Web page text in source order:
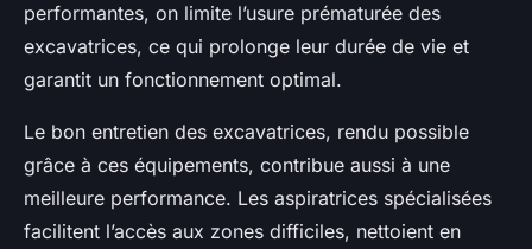
performantes, on limite l’usure prématurée des
excavatrices, ce qui prolonge leur durée de vie et
garantit un fonctionnement optimal.
Le bon entretien des excavatrices, rendu possible
grâce à ces équipements, contribue aussi à une
meilleure performance. Les aspiratrices spécialisées
facilitent l’accès aux zones difficiles, nettoient en